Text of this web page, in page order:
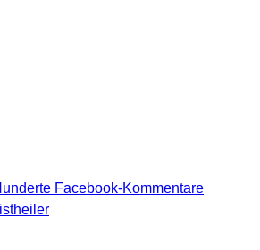
Facebook-Kommentare